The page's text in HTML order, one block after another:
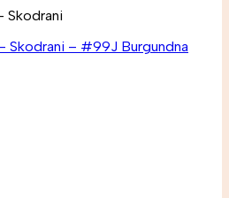
Skodrani
Skodrani – #99J Burgundna